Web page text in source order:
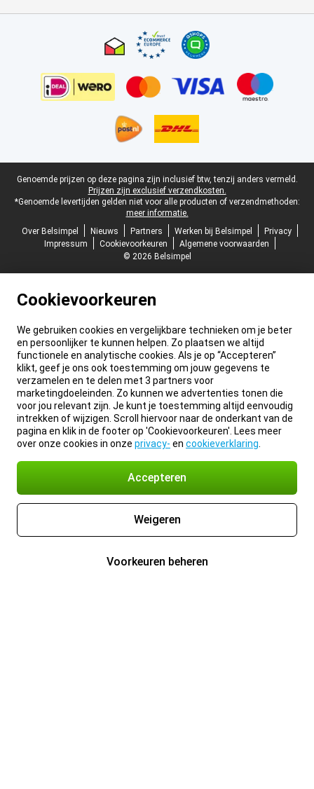
Juridische voettekst
Genoemde prijzen op deze pagina zijn inclusief btw, tenzij anders vermeld.
Prijzen zijn exclusief verzendkosten.
*Genoemde levertijden gelden niet voor alle producten of verzendmethoden:
meer informatie.
Over Belsimpel
Nieuws Partners Werken bij Belsimpel
Privacy
Impressum
Cookievoorkeuren
Algemene voorwaarden
© 2026 Belsimpel
Cookievoorkeuren
We gebruiken cookies en vergelijkbare technieken om je beter
en persoonlijker te kunnen helpen. Zo plaatsen we altijd
functionele en analytische cookies. Als je op “Accepteren”
klikt, geef je ons ook toestemming om jouw gegevens te
verzamelen en te delen met 3 partners voor
marketingdoeleinden. Zo kunnen we advertenties tonen die
voor jou relevant zijn. Je kunt je toestemming altijd eenvoudig
intrekken of wijzigen. Scroll hiervoor naar de onderkant van de
pagina en klik in de footer op 'Cookievoorkeuren'. Lees meer
over onze cookies in onze privacy- en cookieverklaring
Accepteren
Weigeren
Voorkeuren beheren